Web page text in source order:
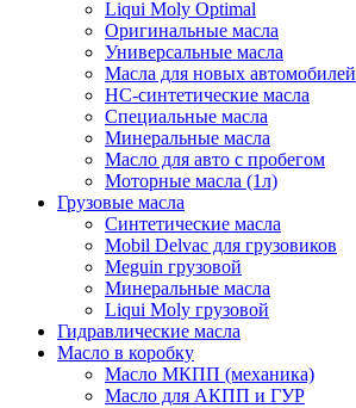
Liqui Moly Optimal
Оригинальные масла
Универсальные масла
Масла для новых автомобилей
HC-синтетические масла
Специальные масла
Минеральные масла
Масло для авто с пробегом
Моторные масла (1л)
Грузовые масла
Синтетические масла
Mobil Delvac для грузовиков
Meguin грузовой
Минеральные масла
Liqui Moly грузовой
Гидравлические масла
Масло в коробку
Масло МКПП (механика)
Масло для АКПП и ГУР